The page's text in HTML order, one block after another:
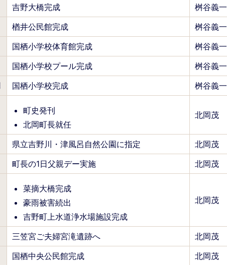
吉野大橋完成 桝谷義一
楢井公民館完成 桝谷義一
国栖小学校体育館完成 桝谷義一
国栖小学校プール完成 桝谷義一
国栖小学校完成 桝谷義一
町史発刊
北岡町長就任
北岡茂
県立吉野川・津風呂自然公園に指定 北岡茂
町長の1日父親デー実施 北岡茂
菜摘大橋完成
豪雨被害続出
吉野町上水道浄水場施設完成
北岡茂
三笠宮ご夫婦宮滝遺跡へ 北岡茂
国栖中央公民館完成 北岡茂